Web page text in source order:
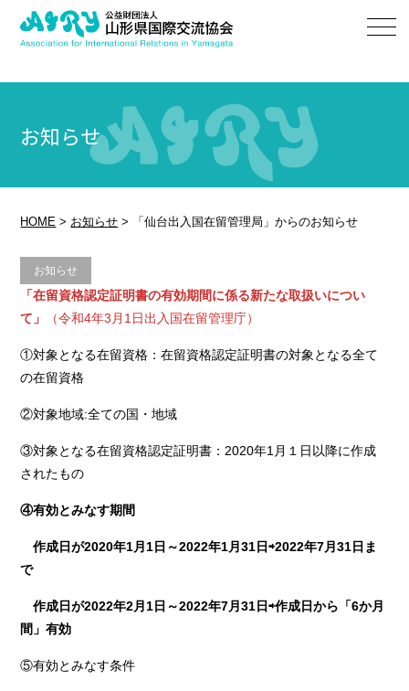
お知らせ
HOME > お知らせ > 「仙台出入国在留管理局」からのお知らせ
お知らせ
「在留資格認定証明書の有効期間に係る新たな取扱いについ
て」
（令和4年3月1日出入国在留管理庁）
①対象となる在留資格：在留資格認定証明書の対象となる全て
の在留資格
②対象地域:全ての国・地域
③対象となる在留資格認定証明書：2020年1月１日以降に作成
されたもの
④有効とみなす期間
作成日が2020年1月1日～2022年1月31日⇨2022年7月31日ま
で
作成日が2022年2月1日～2022年7月31日⇨作成日から「6か月
間」有効
⑤有効とみなす条件